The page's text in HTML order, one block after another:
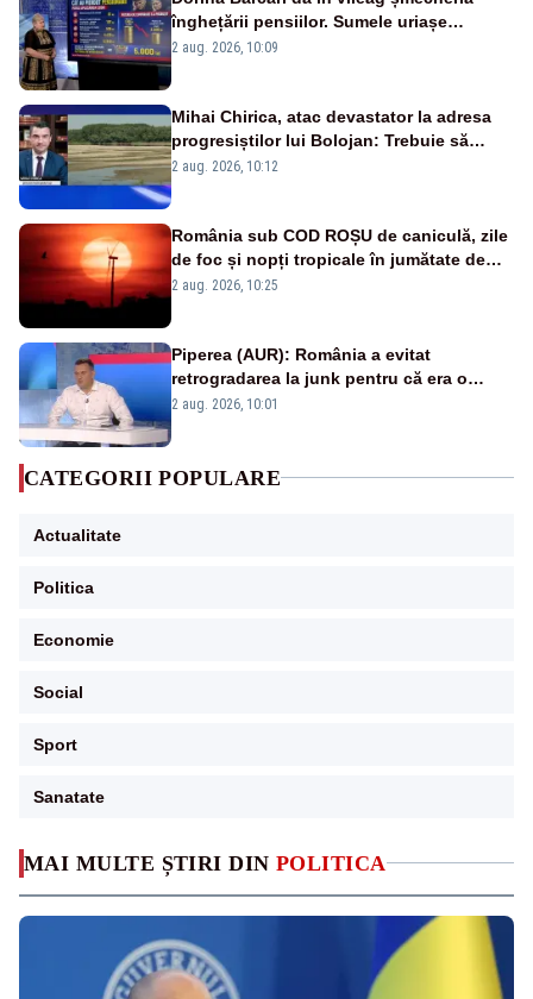
MAI MULTE ȘTIRI DIN POLITICA
înghețării pensiilor. Sumele uriașe
pierdute de fiecare român
2 aug. 2026, 10:09
Mihai Chirica, atac devastator la adresa
progresiștilor lui Bolojan: Trebuie să
protejăm și natura, dar nu șținem omaneii
2 aug. 2026, 10:12
România sub COD ROȘU de caniculă, zile
de foc și nopți tropicale în jumătate de
țară
2 aug. 2026, 10:25
Piperea (AUR): România a evitat
retrogradarea la junk pentru că era o
catastrofă pentru bănci și fondurile de
2 aug. 2026, 10:01
CATEGORII POPULARE
Actualitate
Politica
Economie
Social
Sport
Sanatate